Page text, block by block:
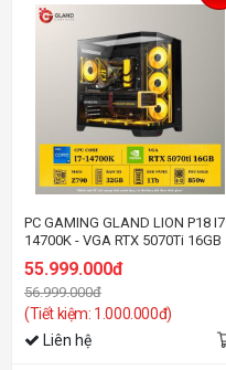
PC GAMING GLAND LION P18 I7
14700K - VGA RTX 5070Ti 16GB
55.999.000đ
56.999.000đ
(Tiết kiệm: 1.000.000đ)
Liên hệ